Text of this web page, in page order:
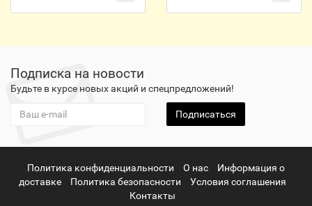
Подписка на новости
Будьте в курсе новых акций и спецпредложений!
Подписаться
Политика конфиденциальности О нас
Информация о
доставке
Политика безопасности
Условия соглашения
Контакты